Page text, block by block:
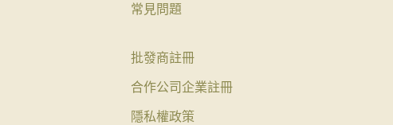
常見問題
批發商註冊
合作公司企業註冊
隱私權政策